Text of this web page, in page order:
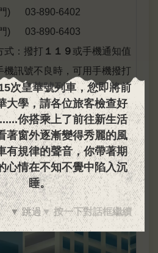
) 03-890-6402
) 03-890-6403
式：撥打 １１９ 或手機通知值
機訊號不良時，可用手機撥打
東華大學生活輔導組
5次皇華號列車，您即將前
大學，請各位旅客檢查好
......你搭乘上了前往新生活
著窗外逐漸變得秀麗的風
有規律的聲音，你帶著期
心情在不知不覺中陷入沉
睡。
▼ 跳過 ▼ 按一下對話框繼續